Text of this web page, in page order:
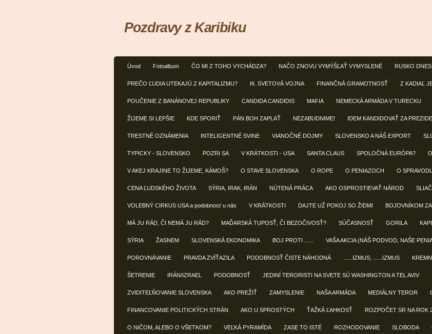
Úvod Fotoalbum ČO MI Z TOHO VYCHÁDZA? NAČO ZNOVU VYMÝŠĽAŤ VYMYSLENÉ RUSKO DNES
PREČO ĽUDIA UTEKAJÚ Z KAPITALIZMU? III. SVETOVÁ VOJNA FINANČNÁ GRAMOTNOSŤ Z KADIAĽ
POUČENIE Z BANÁNOVEJ REPUBLIKY CANDIDA CANDIDIS MAFIA NEMECKÁ ARMÁDA V TURECKU
ŽIJEME SI LEPŠIE KDE SPORIŤ PÁN BOH ZAPLAŤ NEZABUDNIME! IDEM KANDIDOVAŤ ZA
TRESTNÉ OZNÁMENIA INTELIGENTNÉ SVINE VIANOČNÉ DOJMY SLOVENSKO A NÁŠ EXPORT
TYPICKY - SLOVENSKO POZRI SA V KRÁTKOSTI - USA SANTA CLAUS SPOLOČNÁ EURÓPA?
V AKEJ KRAJINE TO ŽIJEME, KÁMOŠ? O STAVE SLOVENSKA O ROPE O PENIAZOCH O
CENA ĽUDSKÉHO ŽIVOTA SÝRIA, IRAK, IRÁN NÚTENÁ PRÁCA AKO OSPROSTIEVAŤ NÁROD
VOLEBNÝ CIRKUS USA a podobnosť u nás V KRÁTKOSTI DAJTE UŽ POKOJ SO ŽIDMI BOJOVNÍKOM
MÁ JU RÁD, ČI NEMÁ JU RÁD? MAĎARSKÁ TUPOSŤ, ČI BEZOČIVOSŤ? SÚČASNOSŤ GORILA
SÝRIA ŽASNEM SLOVENSKÁ EKONOMIKA BOJ PROTI ...... VAŠA AKCIA (NÁŠ PODVOD, NAŠE
POROVNÁVANIE PRAVDA ZVÍŤAZILA PODOBNOSŤ ČISTE NÁHODNÁ ......IZMUS, ......IZMUS
ŠETRENIE IRÁN/IZRAEL PODOBNOSŤ JEDINÍ TERORISTI NA SVETE SÚ WASHINGTON A TEL AVIV
ZVIDITEĽŇOVANIE SLOVENSKA AKO PREŽIŤ ZAMYSLENIE NAŠA ARMÁDA MEDIÁLNY TEROR
FINANCOVANIE POLITICKÝCH STRÁN AKO U SPROSTÝCH ŤAŽKÁ ĽAHKOSŤ ROZPOČET SR NA ROK
O NIČOM, ALEBO O VŠETKOM? VEĽKÁ PYRAMÍDA ZASE TO ISTÉ ROZHODOVANIE SLOBODA
Pozdravy z Karibiku